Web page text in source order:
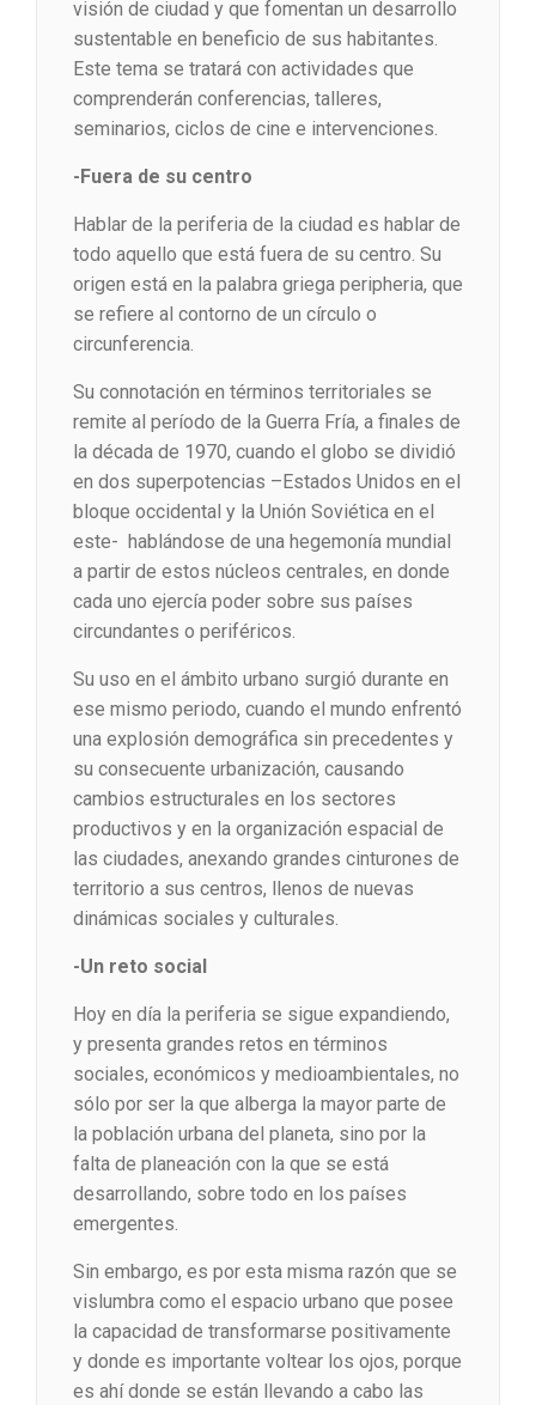
visión de ciudad y que fomentan un desarrollo
sustentable en beneficio de sus habitantes.
Este tema se tratará con actividades que
comprenderán conferencias, talleres,
seminarios, ciclos de cine e intervenciones.
-Fuera de su centro
Hablar de la periferia de la ciudad es hablar de
todo aquello que está fuera de su centro. Su
origen está en la palabra griega peripheria, que
se refiere al contorno de un círculo o
circunferencia.
Su connotación en términos territoriales se
remite al período de la Guerra Fría, a finales de
la década de 1970, cuando el globo se dividió
en dos superpotencias –Estados Unidos en el
bloque occidental y la Unión Soviética en el
este- hablándose de una hegemonía mundial
a partir de estos núcleos centrales, en donde
cada uno ejercía poder sobre sus países
circundantes o periféricos.
Su uso en el ámbito urbano surgió durante en
ese mismo periodo, cuando el mundo enfrentó
una explosión demográfica sin precedentes y
su consecuente urbanización, causando
cambios estructurales en los sectores
productivos y en la organización espacial de
las ciudades, anexando grandes cinturones de
territorio a sus centros, llenos de nuevas
dinámicas sociales y culturales.
-Un reto social
Hoy en día la periferia se sigue expandiendo,
y presenta grandes retos en términos
sociales, económicos y medioambientales, no
sólo por ser la que alberga la mayor parte de
la población urbana del planeta, sino por la
falta de planeación con la que se está
desarrollando, sobre todo en los países
emergentes.
Sin embargo, es por esta misma razón que se
vislumbra como el espacio urbano que posee
la capacidad de transformarse positivamente
y donde es importante voltear los ojos, porque
es ahí donde se están llevando a cabo las